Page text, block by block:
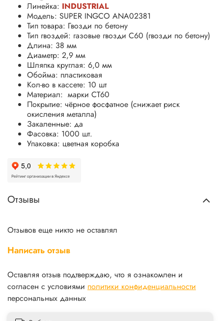
Линейка: INDUSTRIAL
Модель: SUPER INGCO ANA02381
Тип товара: Гвозди по бетону
Тип гвоздей: газовые гвозди C60 (гвозди по бетону)
Длина: 38 мм
Диаметр: 2,9 мм
Шляпка круглая: 6,0 мм
Обойма: пластиковая
Кол-во в кассете: 10 шт
Материал: марки CT60
Покрытие: чёрное фосфатное (снижает риск
окисления металла)
Закаленные: да
Фасовка: 1000 шт.
Упаковка: цветная коробка
Отзывы
Отзывов еще никто не оставлял
Написать отзыв
Оставляя отзыв подтверждаю, что я ознакомлен и
согласен с условиями политики конфиденциальности
персональных данных